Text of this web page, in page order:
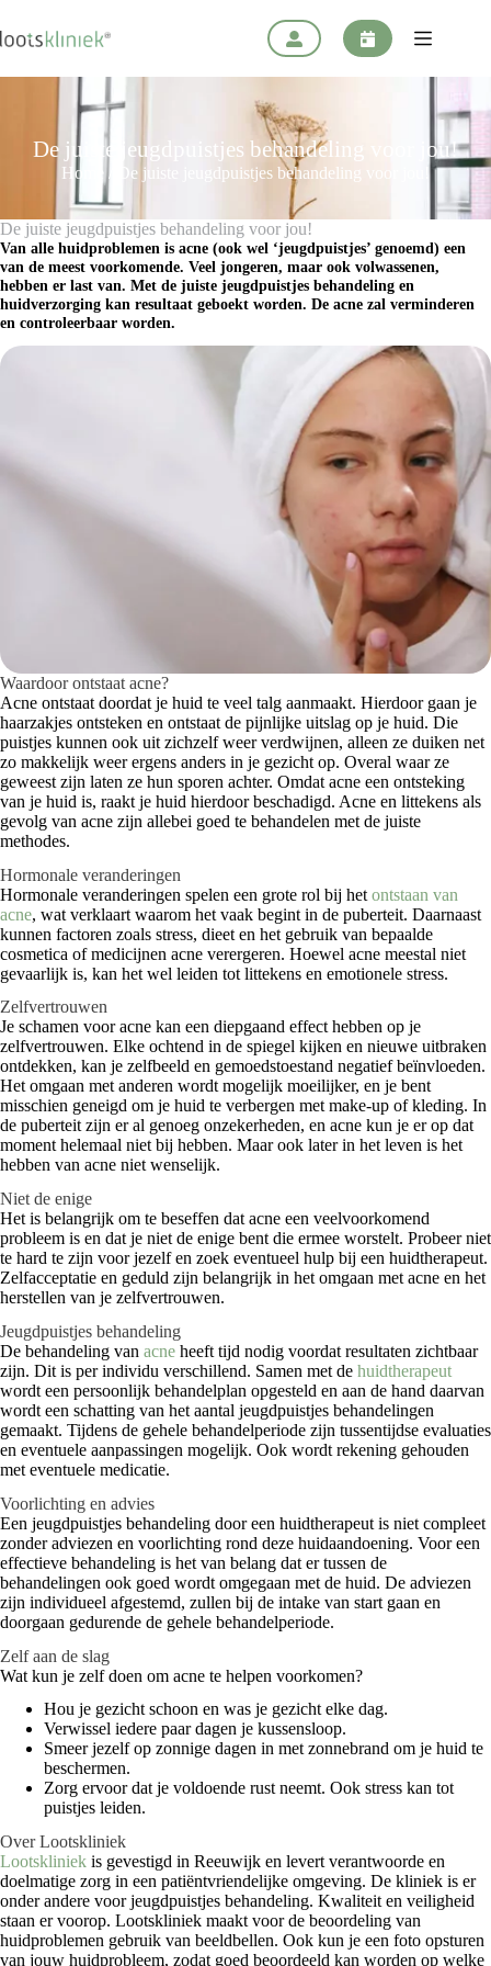
naar
de
De juiste jeugdpuistjes behandeling voor jou!
Home / De juiste jeugdpuistjes behandeling voor jou!
De juiste jeugdpuistjes behandeling voor jou!
Van alle huidproblemen is acne (ook wel ‘jeugdpuistjes’ genoemd) een
van de meest voorkomende. Veel jongeren, maar ook volwassenen,
hebben er last van. Met de juiste jeugdpuistjes behandeling en
huidverzorging kan resultaat geboekt worden. De acne zal verminderen
en controleerbaar worden.
Waardoor ontstaat acne?
Acne ontstaat doordat je huid te veel talg aanmaakt. Hierdoor gaan je
haarzakjes ontsteken en ontstaat de pijnlijke uitslag op je huid. Die
puistjes kunnen ook uit zichzelf weer verdwijnen, alleen ze duiken net
zo makkelijk weer ergens anders in je gezicht op. Overal waar ze
geweest zijn laten ze hun sporen achter. Omdat acne een ontsteking
van je huid is, raakt je huid hierdoor beschadigd. Acne en littekens als
gevolg van acne zijn allebei goed te behandelen met de juiste
methodes.
Hormonale veranderingen
Hormonale veranderingen spelen een grote rol bij het ontstaan van
acne, wat verklaart waarom het vaak begint in de puberteit. Daarnaast
kunnen factoren zoals stress, dieet en het gebruik van bepaalde
cosmetica of medicijnen acne verergeren. Hoewel acne meestal niet
gevaarlijk is, kan het wel leiden tot littekens en emotionele stress.
Zelfvertrouwen
Je schamen voor acne kan een diepgaand effect hebben op je
zelfvertrouwen. Elke ochtend in de spiegel kijken en nieuwe uitbraken
ontdekken, kan je zelfbeeld en gemoedstoestand negatief beïnvloeden.
Het omgaan met anderen wordt mogelijk moeilijker, en je bent
misschien geneigd om je huid te verbergen met make-up of kleding. In
de puberteit zijn er al genoeg onzekerheden, en acne kun je er op dat
moment helemaal niet bij hebben. Maar ook later in het leven is het
hebben van acne niet wenselijk.
Niet de enige
Het is belangrijk om te beseffen dat acne een veelvoorkomend
probleem is en dat je niet de enige bent die ermee worstelt. Probeer niet
te hard te zijn voor jezelf en zoek eventueel hulp bij een huidtherapeut.
Zelfacceptatie en geduld zijn belangrijk in het omgaan met acne en het
herstellen van je zelfvertrouwen.
Jeugdpuistjes behandeling
De behandeling van acne heeft tijd nodig voordat resultaten zichtbaar
zijn. Dit is per individu verschillend. Samen met de huidtherapeut
wordt een persoonlijk behandelplan opgesteld en aan de hand daarvan
wordt een schatting van het aantal jeugdpuistjes behandelingen
gemaakt. Tijdens de gehele behandelperiode zijn tussentijdse evaluaties
en eventuele aanpassingen mogelijk. Ook wordt rekening gehouden
met eventuele medicatie.
Voorlichting en advies
Een jeugdpuistjes behandeling door een huidtherapeut is niet compleet
zonder adviezen en voorlichting rond deze huidaandoening. Voor een
effectieve behandeling is het van belang dat er tussen de
behandelingen ook goed wordt omgegaan met de huid. De adviezen
zijn individueel afgestemd, zullen bij de intake van start gaan en
doorgaan gedurende de gehele behandelperiode.
Zelf aan de slag
Wat kun je zelf doen om acne te helpen voorkomen?
Hou je gezicht schoon en was je gezicht elke dag.
Verwissel iedere paar dagen je kussensloop.
Smeer jezelf op zonnige dagen in met zonnebrand om je huid te
beschermen.
Zorg ervoor dat je voldoende rust neemt. Ook stress kan tot
puistjes leiden.
Over Lootskliniek
Lootskliniek is gevestigd in Reeuwijk en levert verantwoorde en
doelmatige zorg in een patiëntvriendelijke omgeving. De kliniek is er
onder andere voor jeugdpuistjes behandeling. Kwaliteit en veiligheid
staan er voorop. Lootskliniek maakt voor de beoordeling van
huidproblemen gebruik van beeldbellen. Ook kun je een foto opsturen
van jouw huidprobleem, zodat goed beoordeeld kan worden op welke